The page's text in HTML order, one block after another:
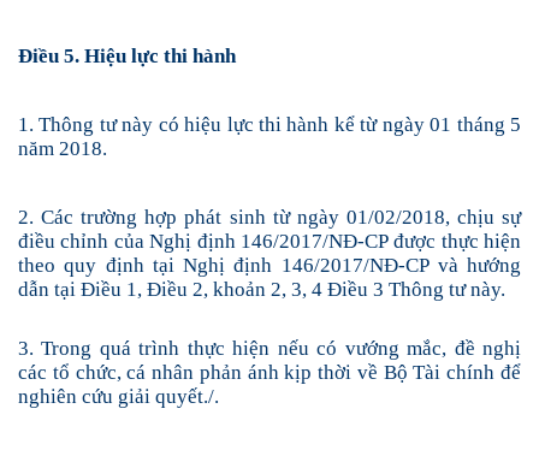
Điều 5. Hiệu lực thi hành
1. Thông tư này có hiệu lực thi hành kể từ ngày 01 tháng 5
năm 2018.
2. Các trường hợp phát sinh từ ngày 01/02/2018, chịu sự
điều chỉnh của Nghị định 146/2017/NĐ-CP được thực hiện
theo quy định tại Nghị định 146/2017/NĐ-CP và hướng
dẫn tại Điều 1, Điều 2, khoản 2, 3, 4 Điều 3 Thông tư này.
3. Trong quá trình thực hiện nếu có vướng mắc, đề nghị
các tổ chức, cá nhân phản ánh kịp thời về Bộ Tài chính để
nghiên cứu giải quyết./.